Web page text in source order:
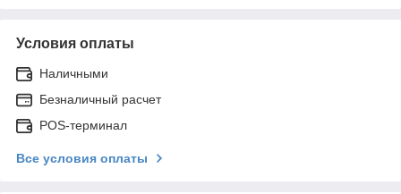
Условия оплаты
Наличными
Безналичный расчет
POS-терминал
Все условия оплаты